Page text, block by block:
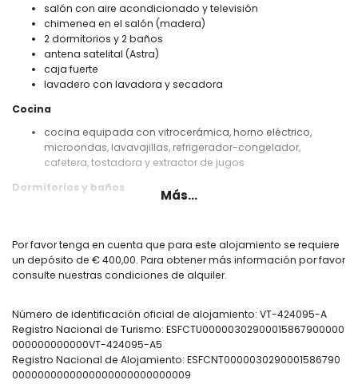
salón con aire acondicionado y televisión
chimenea en el salón (madera)
2 dormitorios y 2 baños
antena satelital (Astra)
caja fuerte
lavadero con lavadora y secadora
Cocina
cocina equipada con vitrocerámica, horno eléctrico,
microondas, lavavajillas, refrigerador-congelador,
cafetera, tostadora y extractor de jugos
Dormitorios y baños
dormitorio con aire acondicionado y 2 camas individuales
baño con lavabo, bañera/ducha y wc
baño con lavabo, ducha y wc
parcela cerrada
piscina privada de 8m x 4m
jardín con grava, árboles y muebles de jardín con
tumbonas
2 terrazas, de las cuales 1 está cubierta
Más...
Por favor tenga en cuenta que para este alojamiento se requiere
un depósito de € 400,00. Para obtener más información por favor
consulte nuestras condiciones de alquiler.
Número de identificación oficial de alojamiento: VT-424095-A
Registro Nacional de Turismo: ESFCTU00000302900015867900000
000000000000VT-424095-A5
Registro Nacional de Alojamiento: ESFCNT0000030290001586790
0000000000000000000000000009